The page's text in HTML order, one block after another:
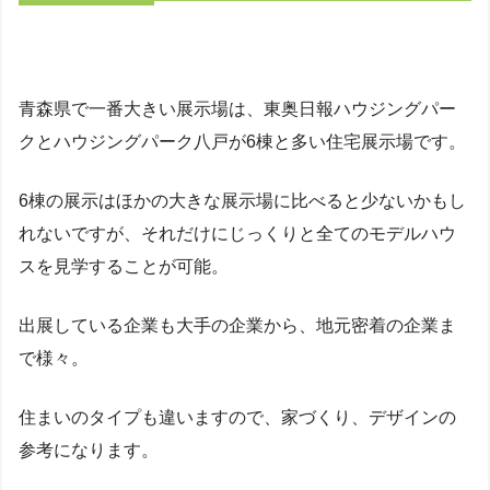
青森県で一番大きい展示場は、東奥日報ハウジングパー
クとハウジングパーク八戸が6棟と多い住宅展示場です。
6棟の展示はほかの大きな展示場に比べると少ないかもし
れないですが、それだけにじっくりと全てのモデルハウ
スを見学することが可能。
出展している企業も大手の企業から、地元密着の企業ま
で様々。
住まいのタイプも違いますので、家づくり、デザインの
参考になります。